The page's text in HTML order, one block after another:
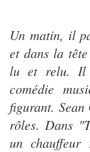
Un matin, il
et dans la
lu et relu. Il
comédie
figurant.
rôles. Dans
un